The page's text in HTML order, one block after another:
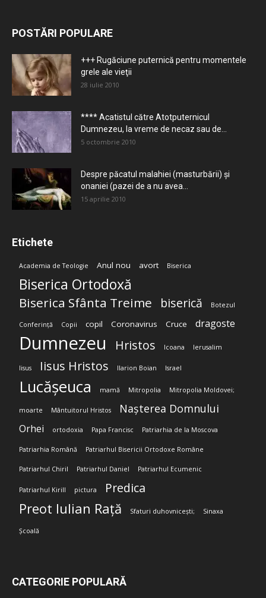
POSTĂRI POPULARE
+++ Rugăciune puternică pentru momentele
grele ale vieţii
28 iulie 2010
**** Acatistul către Atotputernicul
Dumnezeu, la vreme de necaz sau de...
5 octombrie 2010
Despre păcatul malahiei (masturbării) şi
onaniei (pazei de a nu avea...
15 aprilie 2010
Etichete
Academia de Teologie Anul nou avort Biserica
Biserica Ortodoxă
Biserica Sfânta Treime biserică Botezul
Conferință Copii copil Coronavirus Cruce dragoste
Dumnezeu Hristos Icoana Ierusalim
Iisus Iisus Hristos Ilarion Boian Israel
Lucășeuca mamă Mitropolia Mitropolia Moldovei;
moarte Mântuitorul Hristos Nașterea Domnului
Orhei ortodoxia Papa Francisc Patriarhia de la Moscova
Patriarhia Română Patriarhul Bisericii Ortodoxe Române
Patriarhul Chiril Patriarhul Daniel Patriarhul Ecumenic
Patriarhul Kirill pictura Predica
Preot Iulian Rață Sfaturi duhovnicești; Sinaxa
Școală
CATEGORIE POPULARĂ